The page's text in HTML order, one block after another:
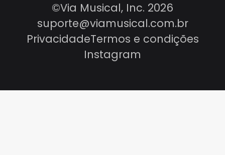
©Via Musical, Inc. 2026
suporte@viamusical.com.br
PrivacidadeTermos e condições
Instagram